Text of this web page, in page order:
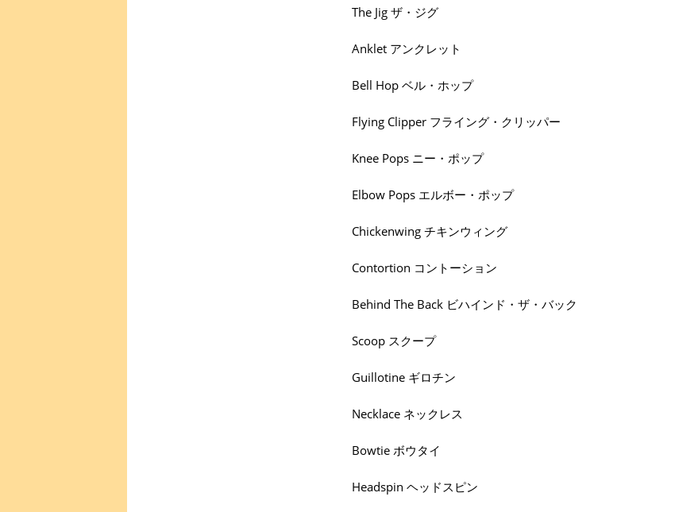
The Jig ザ・ジグ
Anklet アンクレット
Bell Hop ベル・ホップ
Flying Clipper フライング・クリッパー
Knee Pops ニー・ポップ
Elbow Pops エルボー・ポップ
Chickenwing チキンウィング
Contortion コントーション
Behind The Back ビハインド・ザ・バック
Scoop スクープ
Guillotine ギロチン
Necklace ネックレス
Bowtie ボウタイ
Headspin ヘッドスピン